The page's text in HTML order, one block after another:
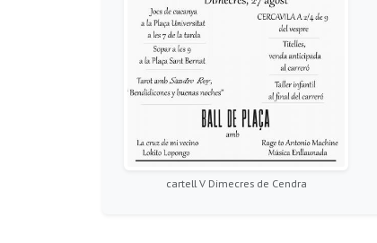
cartell V Dimecres de Cendra